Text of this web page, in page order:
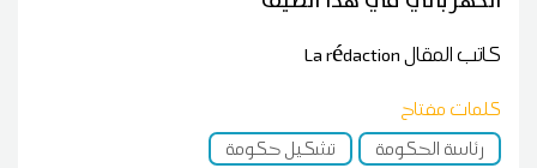
كاتب المقالLa rédaction
كلمات مفتاح
رئاسة الحكومة
تشكيل حكومة